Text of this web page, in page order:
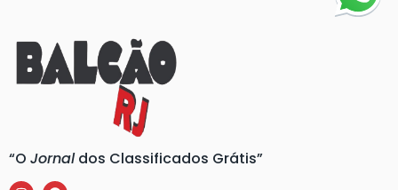
“O Jornaldos Classificados Grátis”